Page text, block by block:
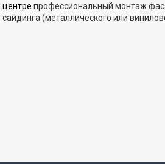
центре профессиональный монтаж
сайдинга (металлического или